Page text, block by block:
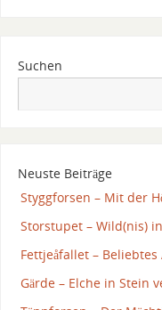
Suchen
Neuste Beiträge
Styggforsen – Mit der
Storstupet – Wild(nis)
Fettjeåfallet –
Gärde – Elche in Stein